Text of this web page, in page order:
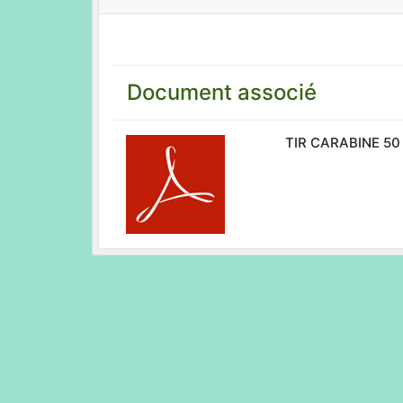
Document associé
TIR CARABINE 50